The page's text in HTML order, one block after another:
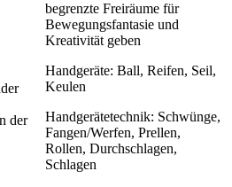
der
begrenzte Freiräume für
Bewegungsfantasie und
Kreativität geben
Handgeräte: Ball, Reifen, Seil,
Keulen
Handgerätetechnik: Schwünge,
Fangen/Werfen, Prellen,
Rollen, Durchschlagen,
Schlagen